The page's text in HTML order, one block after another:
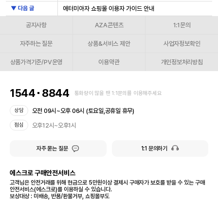
▼ 다음 글 애터미아자 쇼핑몰 이용자 가이드 안내
공지사항 AZA콘텐츠 1:1문의
자주하는 질문 상품&서비스 제안 사업자정보확인
상품가격기준/PV운영 이용약관 개인정보처리방침
1544 8844 통화량이 많을 땐 1:1문의를 이용해주세요
상담 오전 09시~오후 06시 (토요일,공휴일 휴무)
점심 오후12시~오후1시
자주 묻는 질문 1:1 문의하기
에스크로 구매안전서비스
고객님은 안전거래를 위해 현금으로 5만원이상 결제시 구매자가 보호를 받을 수 있는 구매
안전서비스(에스크로)를 이용하실 수 있습니다.
보상대상 : 미배송, 반품/환불거부, 쇼핑몰부도